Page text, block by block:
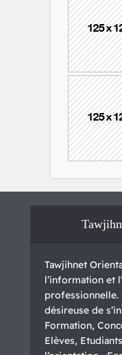
Tawjihnet
l’information et
professionnelle.
désireuse de
Formation,
Elèves,